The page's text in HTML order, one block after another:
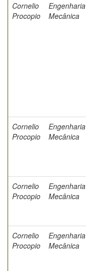
Cornelio
Procopio
Engenharia
Mecânica
Cornelio
Procopio
Engenharia
Mecânica
Cornelio
Procopio
Engenharia
Mecânica
Cornelio
Procopio
Engenharia
Mecânica